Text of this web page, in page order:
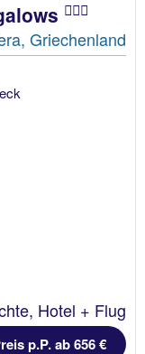
Griechenland
Hotel + Flug
p.P. ab 656 €